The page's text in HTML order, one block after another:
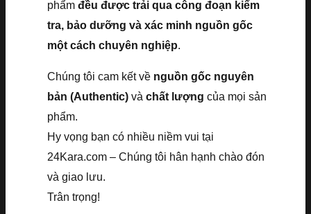
phẩm đều được trải qua công đoạn kiểm
tra, bảo dưỡng và xác minh nguồn gốc
một cách chuyên nghiệp.
Chúng tôi cam kết về nguồn gốc nguyên
bản (Authentic) và chất lượng của mọi sản
phẩm.
Hy vọng bạn có nhiều niềm vui tại
24Kara.com – Chúng tôi hân hạnh chào đón
và giao lưu.
Trân trọng!